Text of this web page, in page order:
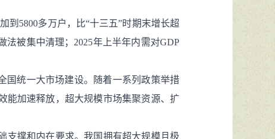
到5800多万户，比“十三五”时期末增长超
法被集中清理；2025年上半年内需对GDP
国统一大市场建设。随着一系列政策举措
能加速释放，超大规模市场集聚资源、扩
支撑和内在要求。我国拥有超大规模且极